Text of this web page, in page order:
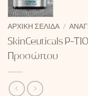
ΑΡΧΙΚΉ ΣΕΛΊΔΑ /
SkinCeuticals P-
Προσώπου